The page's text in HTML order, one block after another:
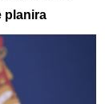
planira